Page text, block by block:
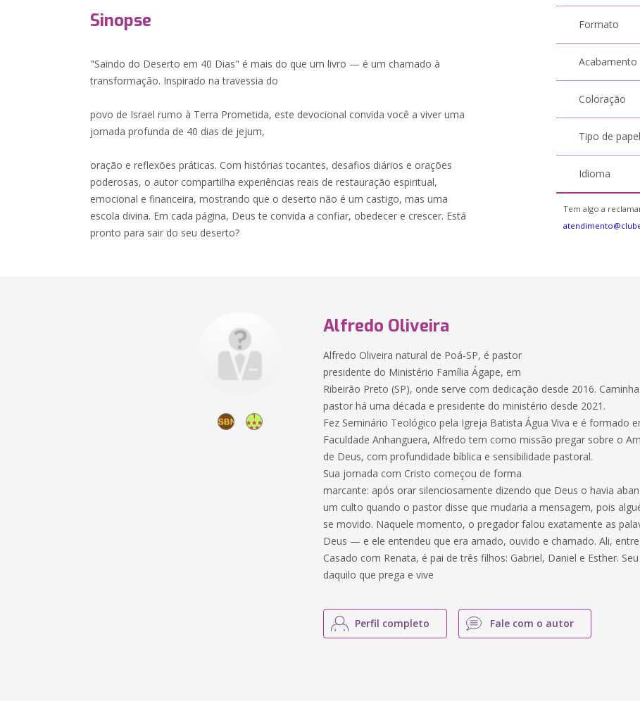
Sinopse
"Saindo do Deserto em 40 Dias" é mais do que um livro — é um chamado à
transformação. Inspirado na travessia do
povo de Israel rumo à Terra Prometida, este devocional convida você a viver uma
jornada profunda de 40 dias de jejum,
oração e reflexões práticas. Com histórias tocantes, desafios diários e orações
poderosas, o autor compartilha experiências reais de restauração espiritual,
emocional e financeira, mostrando que o deserto não é um castigo, mas uma
escola divina. Em cada página, Deus te convida a confiar, obedecer e crescer. Está
pronto para sair do seu deserto?
Formato
Acabamento
Coloração
Tipo de papel
Idioma
Tem algo a
Alfredo Oliveira
Alfredo Oliveira natural de Poá-SP, é pastor
presidente do Ministério Família Ágape, em
Ribeirão Preto (SP), onde serve com dedicação desde 2016.
pastor há uma década e presidente do ministério desde 2021.
Fez Seminário Teológico pela Igreja Batista Água Viva e é formado
Faculdade Anhanguera, Alfredo tem como missão pregar sobre o
de Deus, com profundidade bíblica e sensibilidade pastoral.
Sua jornada com Cristo começou de forma
marcante: após orar silenciosamente dizendo que Deus o havia
um culto quando o pastor disse que mudaria a mensagem, pois
se movido. Naquele momento, o pregador falou exatamente as
Deus — e ele entendeu que era amado, ouvido e chamado. Ali,
Casado com Renata, é pai de três filhos: Gabriel, Daniel e Esther.
daquilo que prega e vive
Perfil completo Fale com o autor